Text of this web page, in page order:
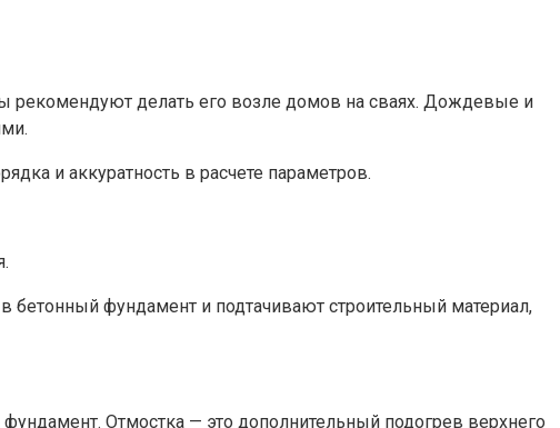
рекомендуют делать его возле домов на сваях. Дождевые и
и аккуратность в расчете параметров.
фундамент и подтачивают строительный материал,
фундамент. Отмостка — это дополнительный подогрев верхнего